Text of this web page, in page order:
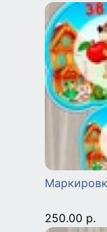
250.00 р.